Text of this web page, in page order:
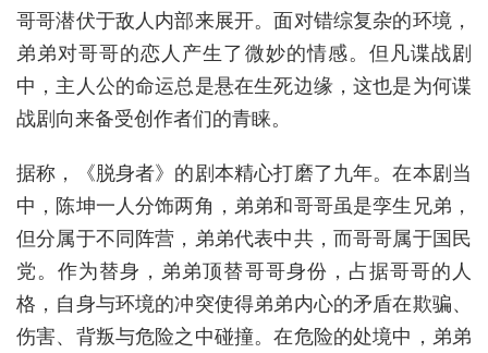
哥哥潜伏于敌人内部来展开。面对错综复杂的环境，
弟弟对哥哥的恋人产生了微妙的情感。但凡谍战剧
中，主人公的命运总是悬在生死边缘，这也是为何谍
战剧向来备受创作者们的青睐。
据称，《脱身者》的剧本精心打磨了九年。在本剧当
中，陈坤一人分饰两角，弟弟和哥哥虽是孪生兄弟，
但分属于不同阵营，弟弟代表中共，而哥哥属于国民
党。作为替身，弟弟顶替哥哥身份，占据哥哥的人
格，自身与环境的冲突使得弟弟内心的矛盾在欺骗、
伤害、背叛与危险之中碰撞。在危险的处境中，弟弟